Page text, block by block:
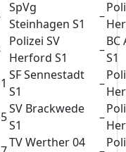
SpVg
Steinhagen S1
–
Polizei SV
Herford S1
–
BC
S1
SF Sennestadt
S1
–
SV Brackwede
S1
–
TV Werther 04